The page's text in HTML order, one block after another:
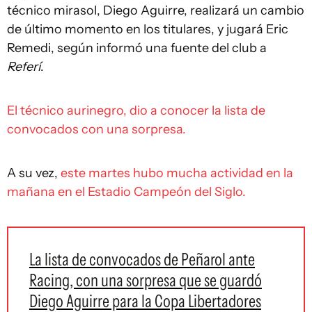
técnico mirasol, Diego Aguirre, realizará un cambio
de último momento en los titulares, y jugará Eric
Remedi, según informó una fuente del club a
Referí.
El técnico aurinegro, dio a conocer la lista de
convocados con una sorpresa.
A su vez, este martes hubo mucha actividad en la
mañana en el Estadio Campeón del Siglo.
La lista de convocados de Peñarol ante
Racing, con una sorpresa que se guardó
Diego Aguirre para la Copa Libertadores